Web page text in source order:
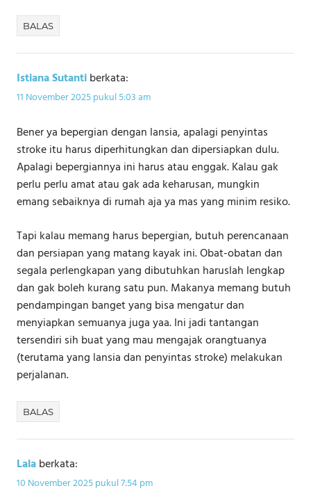
BALAS
Istiana Sutantiberkata:
11 November 2025 pukul 5:03 am
Bener ya bepergian dengan lansia, apalagi penyintas
stroke itu harus diperhitungkan dan dipersiapkan dulu.
Apalagi bepergiannya ini harus atau enggak. Kalau gak
perlu perlu amat atau gak ada keharusan, mungkin
emang sebaiknya di rumah aja ya mas yang minim resiko.
Tapi kalau memang harus bepergian, butuh perencanaan
dan persiapan yang matang kayak ini. Obat-obatan dan
segala perlengkapan yang dibutuhkan haruslah lengkap
dan gak boleh kurang satu pun. Makanya memang butuh
pendampingan banget yang bisa mengatur dan
menyiapkan semuanya juga yaa. Ini jadi tantangan
tersendiri sih buat yang mau mengajak orangtuanya
(terutama yang lansia dan penyintas stroke) melakukan
perjalanan.
BALAS
Lalaberkata:
10 November 2025 pukul 7:54 pm